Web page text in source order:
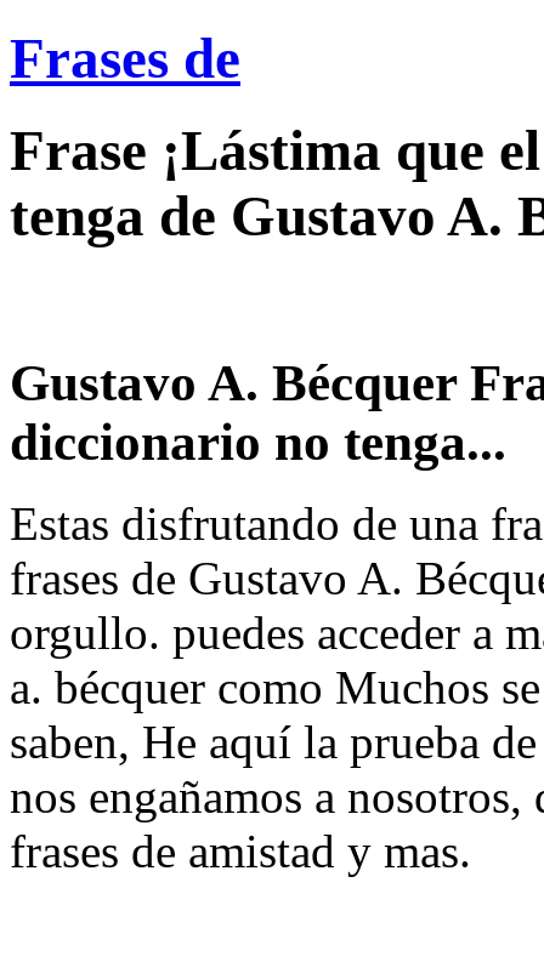
Frases de
Frase ¡Lástima que
tenga de Gustavo A.
Gustavo A. Bécquer
diccionario no tenga...
Estas disfrutando de una
frases de Gustavo A.
orgullo. puedes acceder a
a. bécquer como Muchos
saben, He aquí la prueba
nos engañamos a
frases de amistad y mas.